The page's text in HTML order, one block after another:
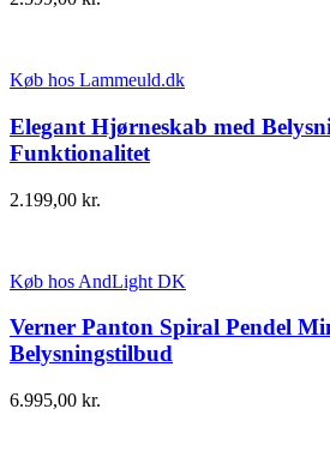
Køb hos Lammeuld.dk
Elegant Hjørneskab med
Funktionalitet
2.199,00 kr.
Køb hos AndLight DK
Verner Panton Spiral Pendel
Belysningstilbud
6.995,00 kr.